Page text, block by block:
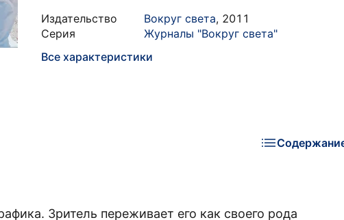
Издательство Вокруг света, 2011
Серия
Журналы "Вокруг света"
Все характеристики
Зритель переживает его как своего рода